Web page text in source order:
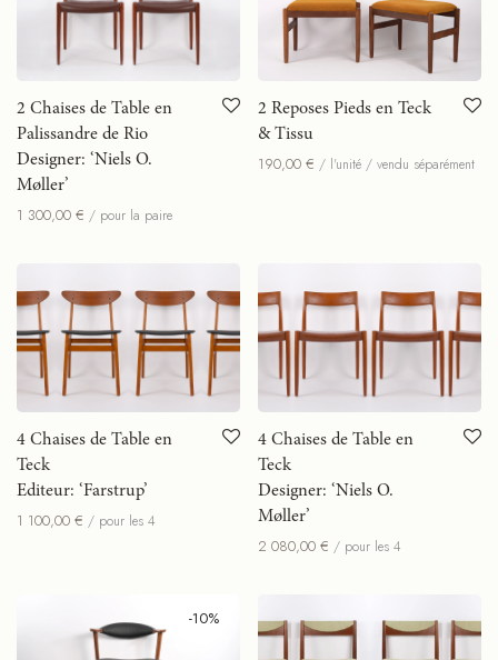
2 Chaises de Table en
Palissandre de Rio
Designer: ‘Niels O.
Møller’
1 300,00 € / pour la paire
2 Reposes Pieds en Teck
& Tissu
190,00 € / l'unité / vendu séparément
4 Chaises de Table en
Teck
Editeur: ‘Farstrup’
1 100,00 € / pour les 4
4 Chaises de Table en
Teck
Designer: ‘Niels O.
Møller’
2 080,00 € / pour les 4
-10%